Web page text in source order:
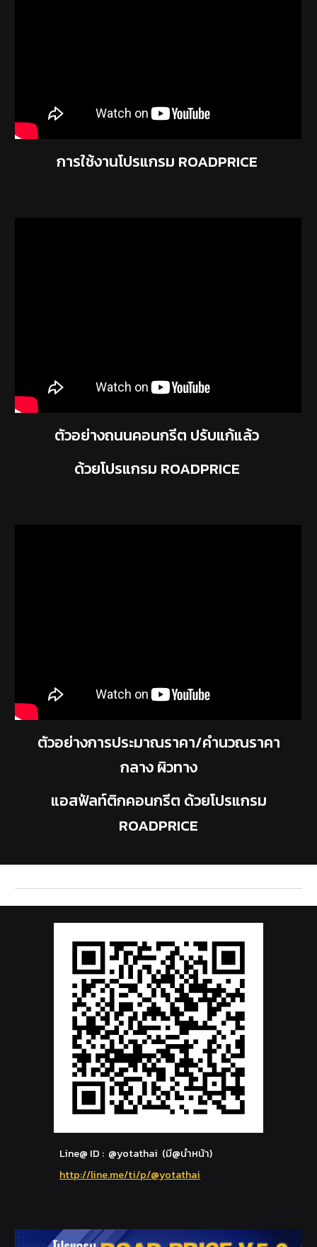
การใช้งานโปรแกรม ROADPRICE
ตัวอย่างถนนคอนกรีต ปรับแก้แล้ว
ด้วยโปรแกรม ROADPRICE
ตัวอย่างการประมาณราคา/คำนวณราคา
กลาง ผิวทาง
แอสฟัลท์ติกคอนกรีต ด้วยโปรแกรม
ROADPRICE
Line@ ID : @yotathai (มี@นำหน้า)
http://line.me/ti/p/@yotathai